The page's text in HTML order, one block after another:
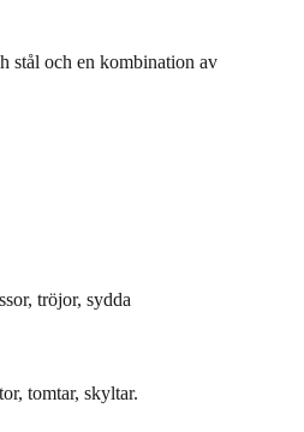
stål och en kombination av
tröjor, sydda
tomtar, skyltar.